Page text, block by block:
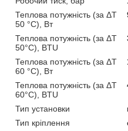
Теплова потужність (за ΔT
50 °C), Вт
Теплова потужність (за ΔT
50°С), BTU
Теплова потужність (за ΔT
60 °C), Вт
Теплова потужність (за ΔT
60°С), BTU
Тип установки
Тип кріплення